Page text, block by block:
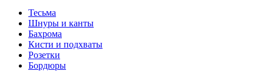
Тесьма
Шнуры и канты
Бахрома
Кисти и подхваты
Розетки
Бордюры